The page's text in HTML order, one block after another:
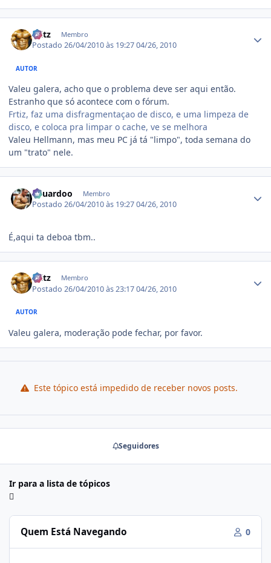
Fritz Membro
Postado26/04/2010 às 19:2704/26, 2010
AUTOR
Valeu galera, acho que o problema deve ser aqui então.
Estranho que só acontece com o fórum.
Frtiz, faz uma disfragmentaçao de disco, e uma limpeza de
disco, e coloca pra limpar o cache, ve se melhora
Valeu Hellmann, mas meu PC já tá "limpo", toda semana do
um "trato" nele.
Eduardoo Membro
Postado26/04/2010 às 19:2704/26, 2010
É,aqui ta deboa tbm..
Fritz Membro
Postado26/04/2010 às 23:1704/26, 2010
AUTOR
Valeu galera, moderação pode fechar, por favor.
Este tópico está impedido de receber novos posts.
Seguidores
Ir para a lista de tópicos
Quem Está Navegando 0